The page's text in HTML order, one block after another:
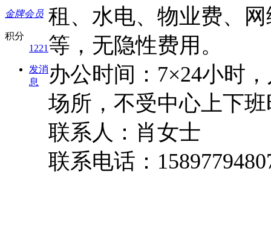
金牌会员
积分
1221
发消
息
租、水电、物业费、
等，无隐性费用。
办公时间： 7×24小时
场所，不受中心上下
联系人：肖女士
联系电话：